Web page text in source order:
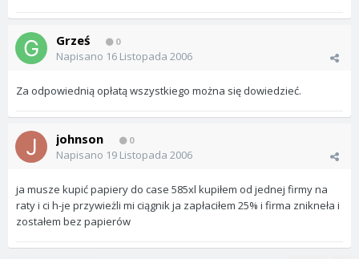
Grześ 0
Napisano 16 Listopada 2006
Za odpowiednią opłatą wszystkiego można się dowiedzieć.
johnson 0
Napisano 19 Listopada 2006
ja musze kupić papiery do case 585xl kupiłem od jednej firmy na
raty i ci h-je przywieżli mi ciągnik ja zapłaciłem 25% i firma znikneła i
zostałem bez papierów